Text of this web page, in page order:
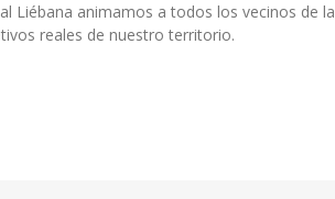
Liébana animamos a todos los vecinos
reales de nuestro territorio.